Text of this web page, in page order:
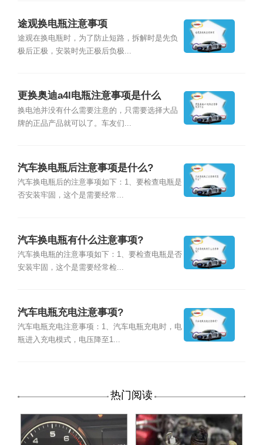
途观换电瓶注意事项
途观在换电瓶时，为了防止短路，拆解时是先负
极后正极，安装时先正极后负极...
更换奥迪a4l电瓶注意事项是什么
换电池并没有什么需要注意的，只需要选择大品
牌的正品产品就可以了。车友们...
汽车换电瓶后注意事项是什么?
汽车换电瓶后的注意事项如下：1、要检查电瓶是
否安装牢固，这个是需要经常...
汽车换电瓶有什么注意事项?
汽车换电瓶的注意事项如下：1、要检查电瓶是否
安装牢固，这个是需要经常检...
汽车电瓶充电注意事项?
汽车电瓶充电注意事项：1、汽车电瓶充电时，电
瓶进入充电模式，电压降至1...
热门阅读